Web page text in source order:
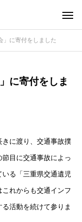
」に寄付をしました
に寄付をしま
に渡り、交通事故撲
目に交通事故によっ
る「三重県交通遺児
れからも交通インフ
活動を続けて参りま